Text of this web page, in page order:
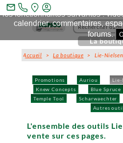
Promotions Auriou Lie-
Knew Concepts
Blue Spruce
Temple Tool
Scharwaechter
Autres
La
Accueil >La boutique > Lie-Nielsen
L'ensemble des outils
vente sur ces pages.
mail_outline
Ce site et des sites tiers qu'il
les fonctionnalités suivantes :
calendrier, commentaires,
forums.